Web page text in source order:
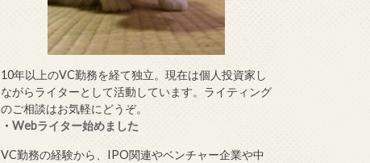
10年以上のVC勤務を経て独立。現在は個人投資家し
ながらライターとして活動しています。ライティング
のご相談はお気軽にどうぞ。
・ Webライター始めました
VC勤務の経験から、IPO関連やベンチャー企業や中